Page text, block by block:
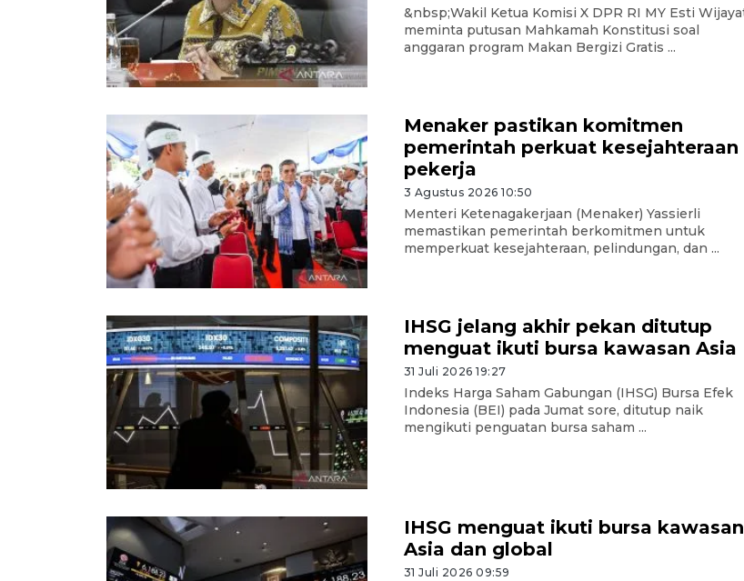
&nbsp;Wakil Ketua Komisi X DPR RI MY Esti
meminta putusan Mahkamah Konstitusi soal
anggaran program Makan Bergizi Gratis ...
Menaker pastikan komitmen
pemerintah perkuat kesejahteraan
pekerja
3 Agustus 2026 10:50
Menteri Ketenagakerjaan (Menaker) Yassierli
memastikan pemerintah berkomitmen untuk
memperkuat kesejahteraan, pelindungan, dan ...
IHSG jelang akhir pekan ditutup
menguat ikuti bursa kawasan Asia
31 Juli 2026 19:27
Indeks Harga Saham Gabungan (IHSG) Bursa Efek
Indonesia (BEI) pada Jumat sore, ditutup naik
mengikuti penguatan bursa saham ...
IHSG menguat ikuti bursa kawasan
Asia dan global
31 Juli 2026 09:59